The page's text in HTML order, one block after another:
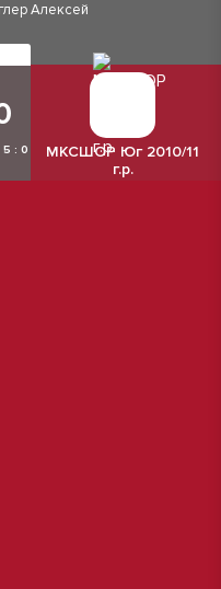
Алексей
5 : 0
МКСШОР Юг 2010/11
г.р.